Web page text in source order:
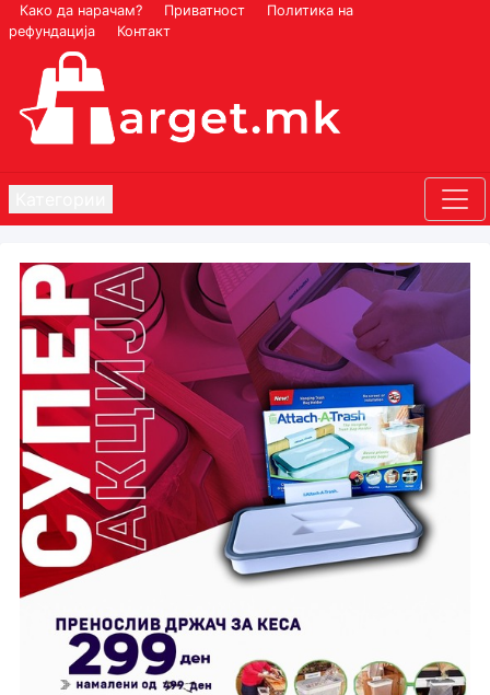
Како да нарачам? Приватност
Политика на
рефундација
Контакт